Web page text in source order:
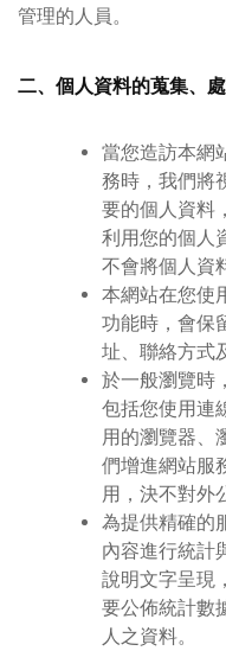
管理的人員。
二、個人資料的蒐集、
當您造訪本網
務時，我們將
要的個人資料
利用您的個人
不會將個人資
本網站在您使
功能時，會保
址、聯絡方式
於一般瀏覽時
包括您使用連
用的瀏覽器、
們增進網站服
用，決不對外
為提供精確的
內容進行統計
說明文字呈現
要公佈統計數
人之資料。